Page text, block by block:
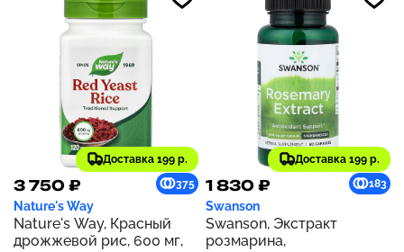
Доставка 199 р.
3 750 ₽ 375
Nature's Way
Nature's Way, Красный
дрожжевой рис, 600 мг,
Доставка 199 р.
1 830 ₽ 183
Swanson
Swanson, Экстракт
розмарина,